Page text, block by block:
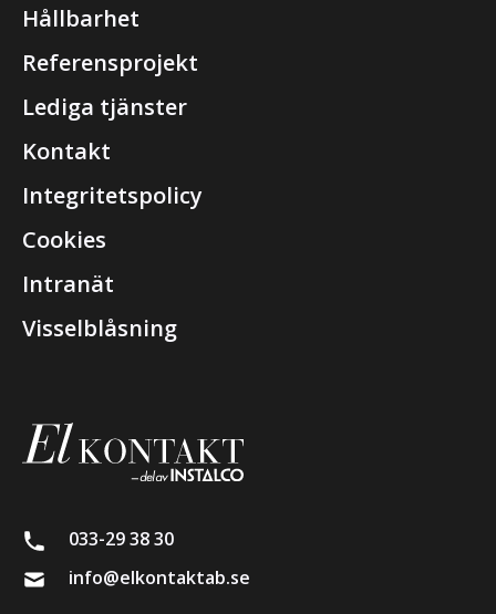
033-29 38 30
info@elkontaktab.se
Hållbarhet
Referensprojekt
Lediga tjänster
Kontakt
Integritetspolicy
Cookies
Intranät
Visselblåsning